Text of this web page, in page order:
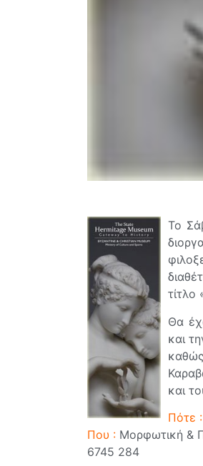
Το
τίτλο
Θα
και
και
Πότε :
Που : Μορφωτική &
6745 284